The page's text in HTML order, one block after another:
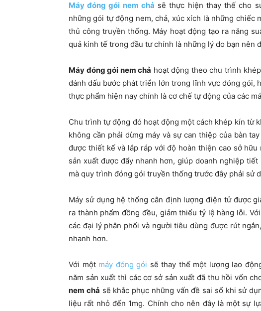
Máy đóng gói nem chả sẽ thực hiện thay thế cho
những gói tự động nem, chả, xúc xích là những chiếc
thủ công truyền thống. Máy hoạt động tạo ra năng
quả kinh tế trong đầu tư chính là những lý do bạn nên
Máy đóng gói nem chả hoạt động theo chu trình
đánh dấu bước phát triển lớn trong lĩnh vực đóng gói,
thực phẩm hiện nay chính là cơ chế tự động của các
Chu trình tự động đó hoạt động một cách khép kín từ
không cần phải dừng máy và sự can thiệp của bàn
được thiết kế và lắp ráp với độ hoàn thiện cao sở
sản xuất được đẩy nhanh hơn, giúp doanh nghiệp
mà quy trình đóng gói truyền thống trước đây phải sử
Máy sử dụng hệ thống cân định lượng điện tử được
ra thành phẩm đồng đều, giảm thiểu tỷ lệ hàng lỗi.
các đại lý phân phối và người tiêu dùng được rút
nhanh hơn.
Với một máy đóng gói sẽ thay thế một lượng lao
năm sản xuất thì các cơ sở sản xuất đã thu hồi vốn
nem chả sẽ khắc phục những vấn đề sai số khi sử
liệu rất nhỏ đến 1mg. Chính cho nên đây là một sự